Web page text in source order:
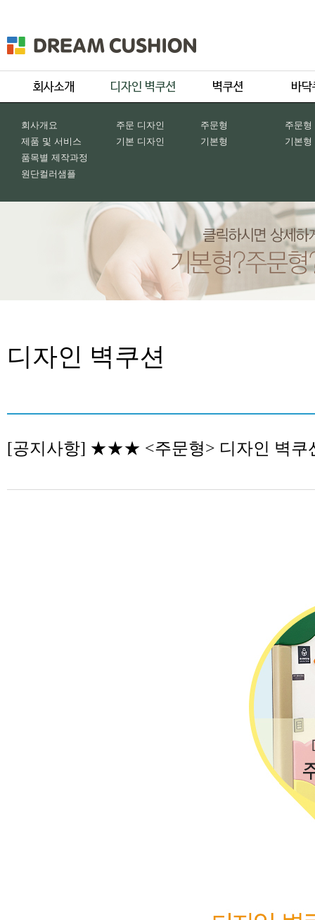
회사개요
제품 및 서비스
품목별 제작과정
원단컬러샘플
주문 디자인
기본 디자인
주문형
기본형
주문형
기본형
디자인 벽쿠션
[공지사항] ★★★ <주문형> 디자인 벽